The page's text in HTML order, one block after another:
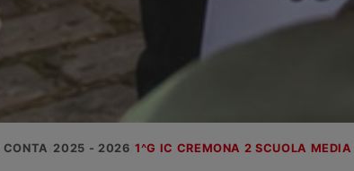
2025 - 2026 1^G IC CREMONA 2 SCUOLA